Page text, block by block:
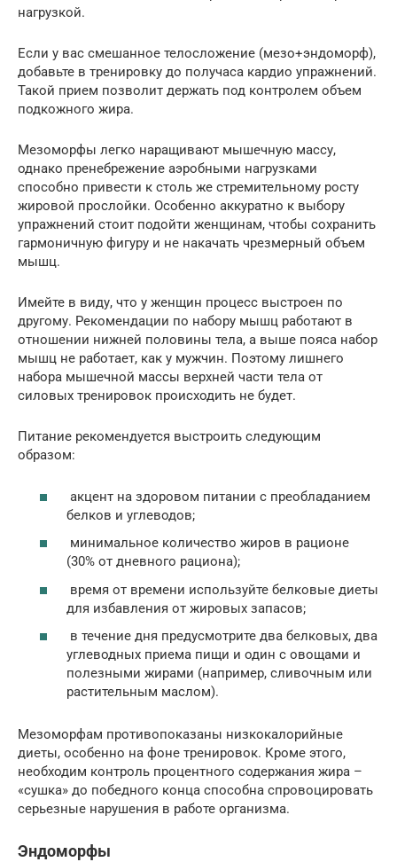
нагрузкой.
Если у вас смешанное телосложение (мезо+эндоморф),
добавьте в тренировку до получаса кардио упражнений.
Такой прием позволит держать под контролем объем
подкожного жира.
Мезоморфы легко наращивают мышечную массу,
однако пренебрежение аэробными нагрузками
способно привести к столь же стремительному росту
жировой прослойки. Особенно аккуратно к выбору
упражнений стоит подойти женщинам, чтобы сохранить
гармоничную фигуру и не накачать чрезмерный объем
мышц.
Имейте в виду, что у женщин процесс выстроен по
другому. Рекомендации по набору мышц работают в
отношении нижней половины тела, а выше пояса набор
мышц не работает, как у мужчин. Поэтому лишнего
набора мышечной массы верхней части тела от
силовых тренировок происходить не будет.
Питание рекомендуется выстроить следующим
образом:
акцент на здоровом питании с преобладанием
белков и углеводов;
минимальное количество жиров в рационе
(30% от дневного рациона);
время от времени используйте белковые диеты
для избавления от жировых запасов;
в течение дня предусмотрите два белковых, два
углеводных приема пищи и один с овощами и
полезными жирами (например, сливочным или
растительным маслом).
Мезоморфам противопоказаны низкокалорийные
диеты, особенно на фоне тренировок. Кроме этого,
необходим контроль процентного содержания жира –
«сушка» до победного конца способна спровоцировать
серьезные нарушения в работе организма.
Эндоморфы